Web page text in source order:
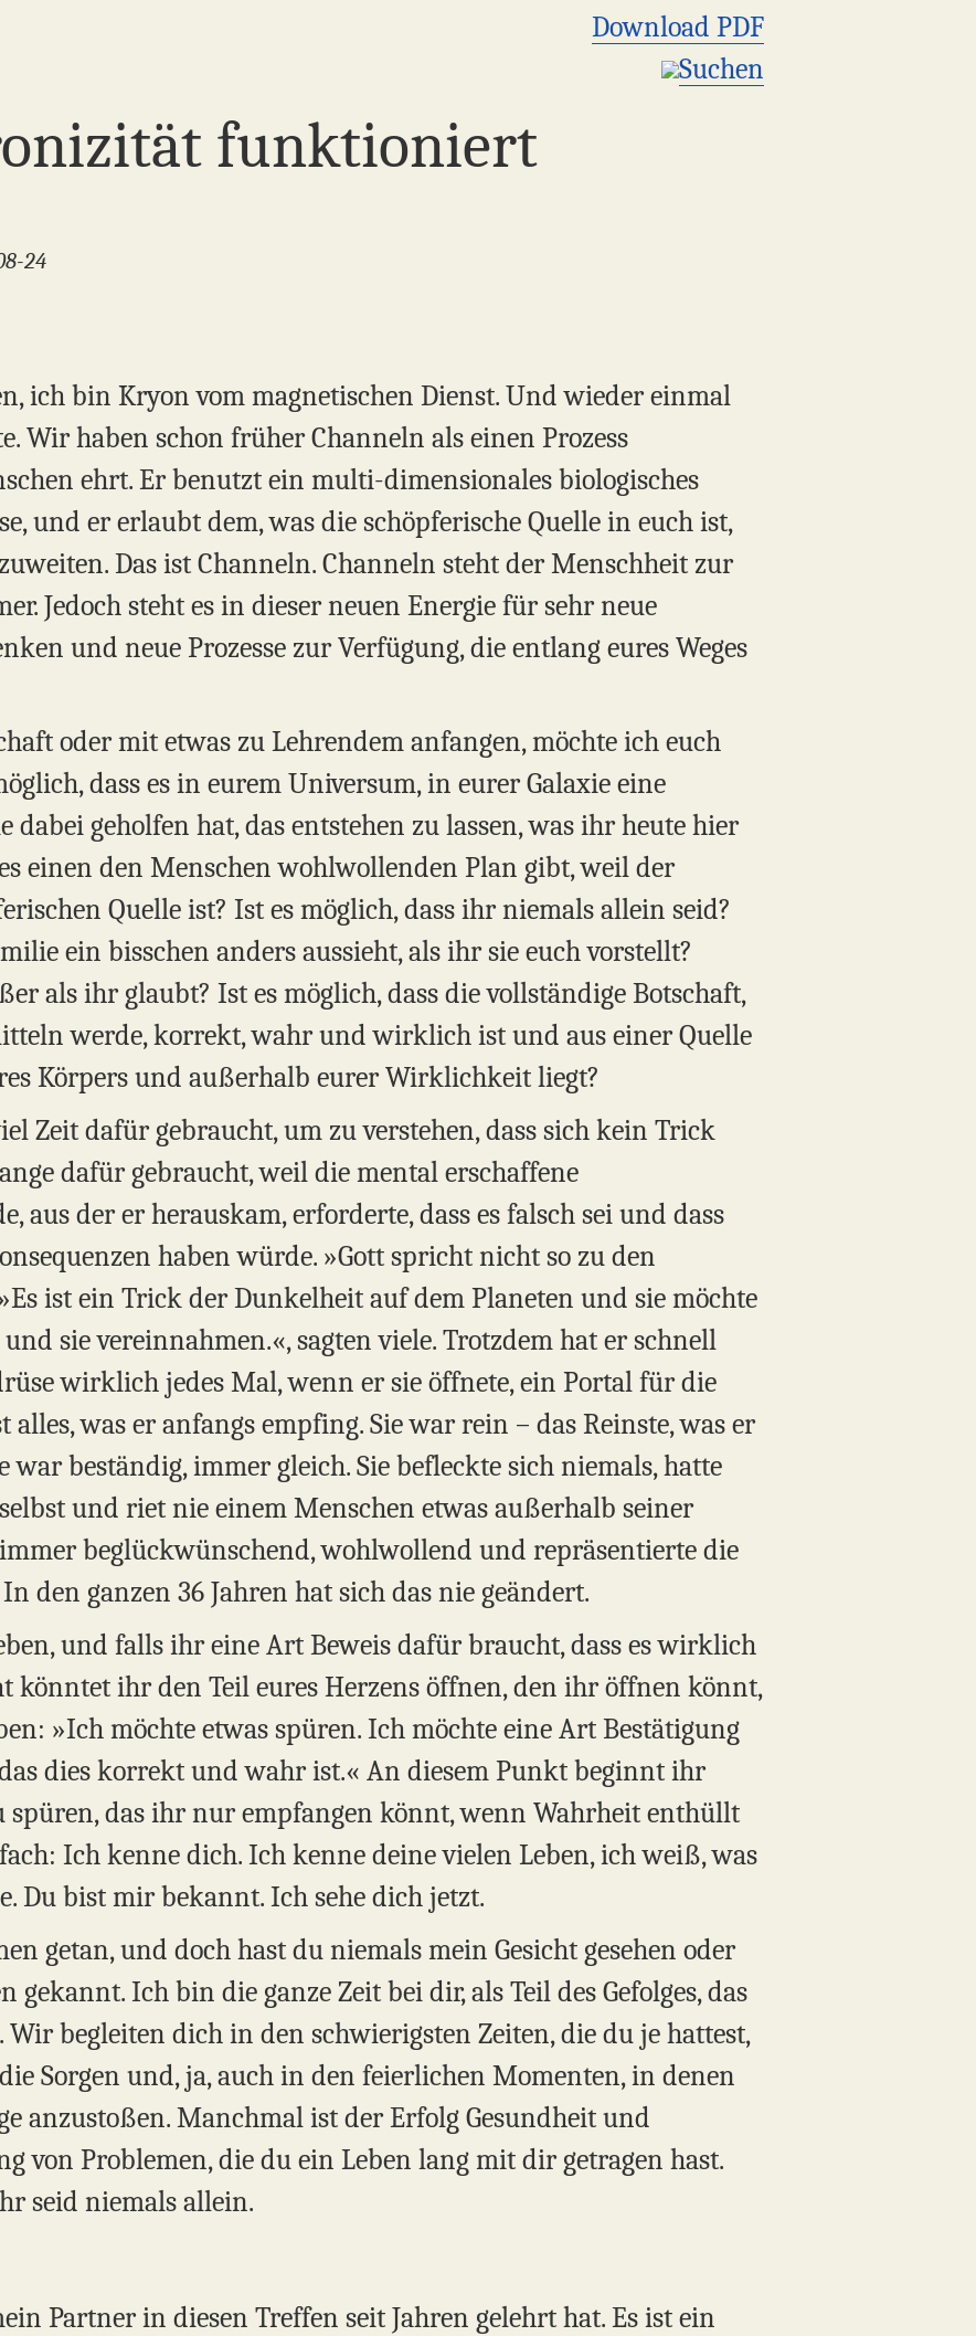
Download PDF
Suchen
funktioniert
24
ich bin Kryon vom magnetischen Dienst. Und wieder einmal
Wir haben schon früher Channeln als einen Prozess
ehrt. Er benutzt ein multi-dimensionales biologisches
und er erlaubt dem, was die schöpferische Quelle in euch ist,
Das ist Channeln. Channeln steht der Menschheit zur
Jedoch steht es in dieser neuen Energie für sehr neue
und neue Prozesse zur Verfügung, die entlang eures Weges
oder mit etwas zu Lehrendem anfangen, möchte ich euch
dass es in eurem Universum, in eurer Galaxie eine
dabei geholfen hat, das entstehen zu lassen, was ihr heute hier
einen den Menschen wohlwollenden Plan gibt, weil der
Quelle ist? Ist es möglich, dass ihr niemals allein seid?
ein bisschen anders aussieht, als ihr sie euch vorstellt?
als ihr glaubt? Ist es möglich, dass die vollständige Botschaft,
werde, korrekt, wahr und wirklich ist und aus einer Quelle
Körpers und außerhalb eurer Wirklichkeit liegt?
Zeit dafür gebraucht, um zu verstehen, dass sich kein Trick
dafür gebraucht, weil die mental erschaffene
aus der er herauskam, erforderte, dass es falsch sei und dass
haben würde. »Gott spricht nicht so zu den
ist ein Trick der Dunkelheit auf dem Planeten und sie möchte
sie vereinnahmen.«, sagten viele. Trotzdem hat er schnell
wirklich jedes Mal, wenn er sie öffnete, ein Portal für die
alles, was er anfangs empfing. Sie war rein – das Reinste, was er
war beständig, immer gleich. Sie befleckte sich niemals, hatte
und riet nie einem Menschen etwas außerhalb seiner
beglückwünschend, wohlwollend und repräsentierte die
den ganzen 36 Jahren hat sich das nie geändert.
und falls ihr eine Art Beweis dafür braucht, dass es wirklich
könntet ihr den Teil eures Herzens öffnen, den ihr öffnen könnt,
»Ich möchte etwas spüren. Ich möchte eine Art Bestätigung
dies korrekt und wahr ist.« An diesem Punkt beginnt ihr
spüren, das ihr nur empfangen könnt, wenn Wahrheit enthüllt
Ich kenne dich. Ich kenne deine vielen Leben, ich weiß, was
Du bist mir bekannt. Ich sehe dich jetzt.
getan, und doch hast du niemals mein Gesicht gesehen oder
Ich bin die ganze Zeit bei dir, als Teil des Gefolges, das
begleiten dich in den schwierigsten Zeiten, die du je hattest,
Sorgen und, ja, auch in den feierlichen Momenten, in denen
anzustoßen. Manchmal ist der Erfolg Gesundheit und
von Problemen, die du ein Leben lang mit dir getragen hast.
seid niemals allein.
Partner in diesen Treffen seit Jahren gelehrt hat. Es ist ein